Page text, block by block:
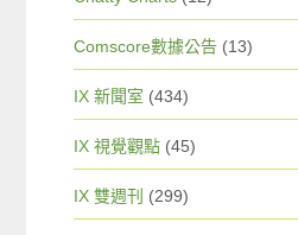
Comscore數據公告 (13)
IX 新聞室 (434)
IX 視覺觀點 (45)
IX 雙週刊 (299)